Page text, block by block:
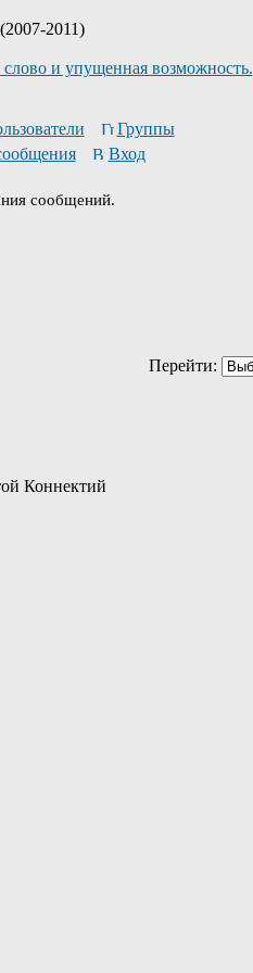
2011)
и упущенная возможность.
Группы
Вход
сообщений.
Перейти:
Коннектий